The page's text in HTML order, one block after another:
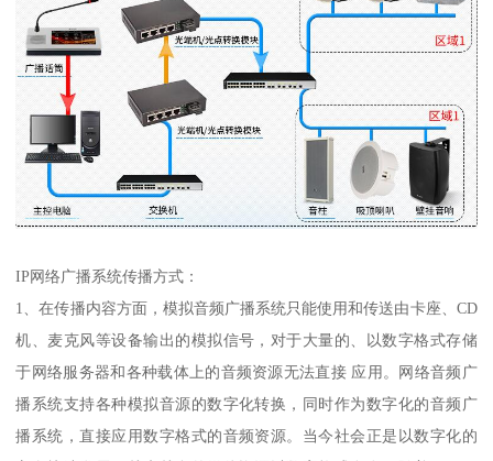
IP网络广播系统传播方式：
1、在传播内容方面，模拟音频广播系统只能使用和传送由卡座、CD
机、麦克风等设备输出的模拟信号，对于大量的、以数字格式存储
于网络服务器和各种载体上的音频资源无法直接 应用。网络音频广
播系统支持各种模拟音源的数字化转换，同时作为数字化的音频广
播系统，直接应用数字格式的音频资源。当今社会正是以数字化的